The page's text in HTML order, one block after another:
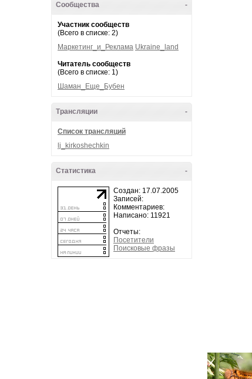
-
Сообщества
Участник сообществ
(Всего в списке: 2)
Маркетинг_и_Реклама Ukraine_land
Читатель сообществ
(Всего в списке: 1)
Шаман_Еще_Бубен
-
Трансляции
Список трансляций
lj_kirkoshechkin
-
Статистика
Создан: 17.07.2005
Записей:
Комментариев:
Написано: 11921
Отчеты:
Посетители
Поисковые фразы